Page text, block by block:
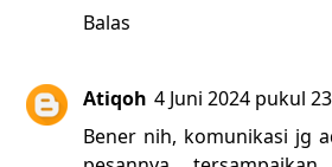
Balas
Atiqoh 4 Juni 2024 pukul
Bener nih, komunikasi jg